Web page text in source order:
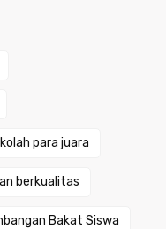
para juara
berkualitas
Bakat Siswa